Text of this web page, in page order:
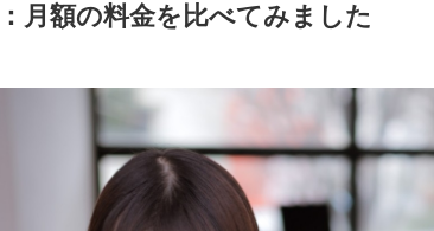
月額の料金を比べてみました